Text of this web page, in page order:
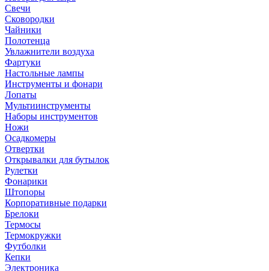
Свечи
Сковородки
Чайники
Полотенца
Увлажнители воздуха
Фартуки
Настольные лампы
Инструменты и фонари
Лопаты
Мультиинструменты
Наборы инструментов
Ножи
Осадкомеры
Отвертки
Открывалки для бутылок
Рулетки
Фонарики
Штопоры
Корпоративные подарки
Брелоки
Термосы
Термокружки
Футболки
Кепки
Электроника